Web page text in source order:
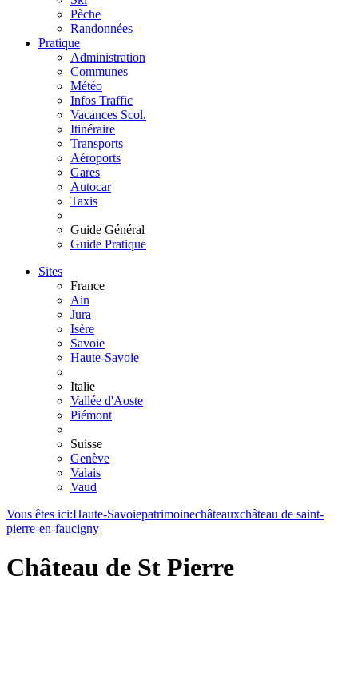
Pèche
Randonnées
Pratique
Administration
Communes
Météo
Infos Traffic
Vacances Scol.
Itinéraire
Transports
Aéroports
Gares
Autocar
Taxis
Guide Général
Guide Pratique
Sites
France
Ain
Jura
Isère
Savoie
Haute-Savoie
Italie
Vallée d'Aoste
Piémont
Suisse
Genève
Valais
Vaud
Vous êtes ici:Haute-Savoiepatrimoinechâteauxchâteau de saint-
pierre-en-faucigny
Château de St Pierre